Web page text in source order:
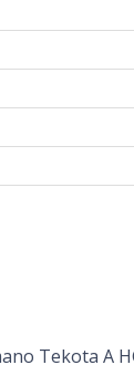
Tekota A